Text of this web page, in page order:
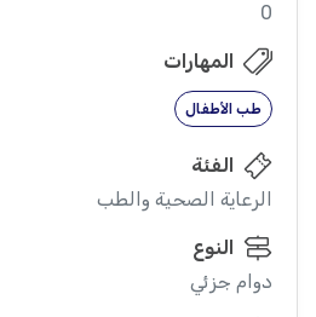
0
المهارات
طب الأطفال
الفئة
الرعاية الصحية والطب
النوع
دوام جزئي